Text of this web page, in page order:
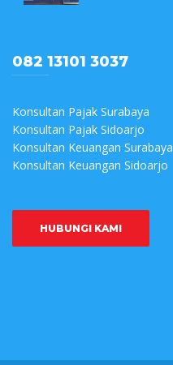
082 13101 3037
Konsultan Pajak Surabaya
Konsultan Pajak Sidoarjo
Konsultan Keuangan Surabaya
Konsultan Keuangan Sidoarjo
HUBUNGI KAMI